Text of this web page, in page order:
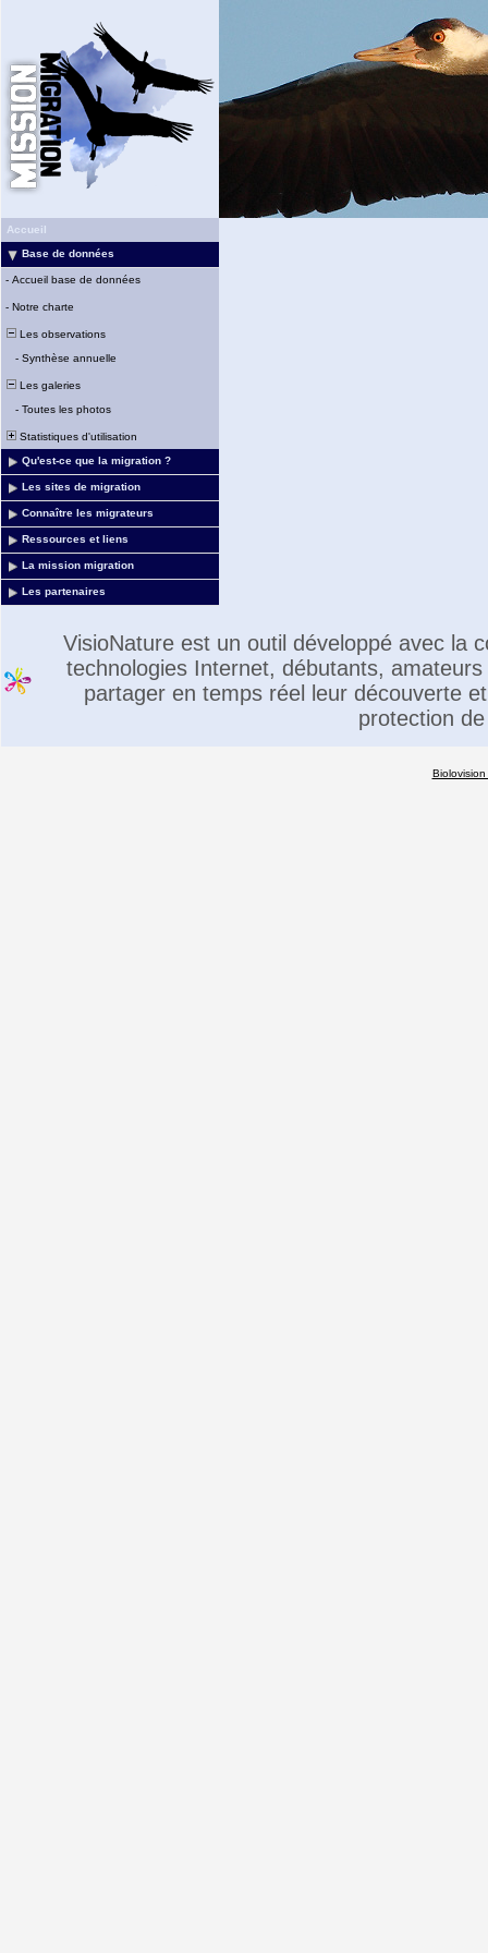
Accueil
Base de données
- Accueil base de données
- Notre charte
Les observations
- Synthèse annuelle
Les galeries
- Toutes les photos
Statistiques d'utilisation
Qu'est-ce que la migration ?
Les sites de migration
Connaître les migrateurs
Ressources et liens
La mission migration
Les partenaires
VisioNature est un outil développé avec la
technologies Internet, débutants,
partager en temps réel leur découverte
protection
Biolovision